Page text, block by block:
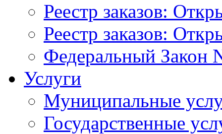
Реестр заказов:
Реестр заказов:
Федеральный Закон
Услуги
Муниципальные
Государственные